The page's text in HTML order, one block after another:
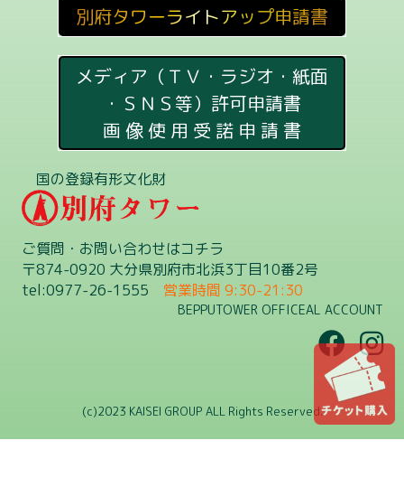
別府タワーライトアップ申請書
メディア（ＴＶ・ラジオ・紙面
・ＳＮＳ等）許可申請書
画 像 使 用 受 諾 申 請 書
国の登録有形文化財
ご質問・お問い合わせはコチラ
〒874-0920 大分県別府市北浜3丁目10番2号
tel:0977-26-1555
営業時間 9:30-21:30
BEPPUTOWER OFFICEAL ACCOUNT
(c)2023 KAISEI GROUP ALL Rights Reserved.